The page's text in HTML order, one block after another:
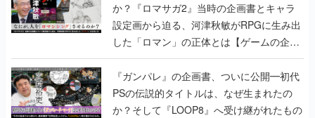
か？『ロマサガ2』当時の企画書とキャラ
設定画から迫る、河津秋敏がRPGに生み出
した「ロマン」の正体とは【ゲームの企画
書】
『ガンパレ』の企画書、ついに公開━初代
PSの伝説的タイトルは、なぜ生まれたの
か？そして『LOOP8』へ受け継がれたもの